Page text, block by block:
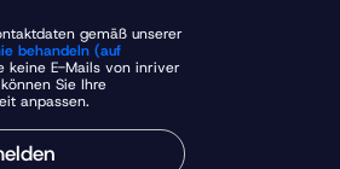
gemäß unserer
behandeln (auf
keine E-Mails von inriver
Sie Ihre
anpassen.